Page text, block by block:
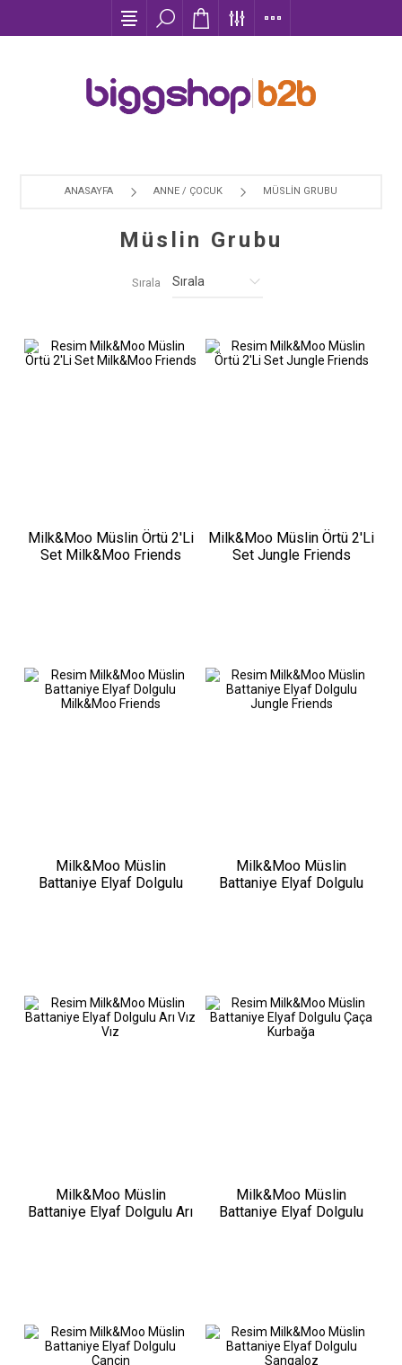
ANASAYFA ANNE / ÇOCUK MÜSLIN GRUBU
Müslin Grubu
Sırala
Milk&Moo Müslin Örtü 2'Li
Set Milk&Moo Friends
Milk&Moo Müslin Örtü 2'Li
Set Jungle Friends
Milk&Moo Müslin
Battaniye Elyaf Dolgulu
Milk&Moo Müslin
Battaniye Elyaf Dolgulu
Milk&Moo Müslin
Battaniye Elyaf Dolgulu Arı
Milk&Moo Müslin
Battaniye Elyaf Dolgulu